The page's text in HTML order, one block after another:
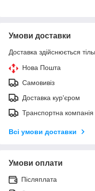
Умови доставки
Доставка здійснюється
Нова Пошта
Самовивіз
Доставка кур'єром
Транспортна компанія
Всі умови доставки
Умови оплати
Післяплата